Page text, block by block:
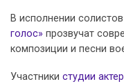
В исполнении солистов
голос» прозвучат
композиции и песни
Участники студии